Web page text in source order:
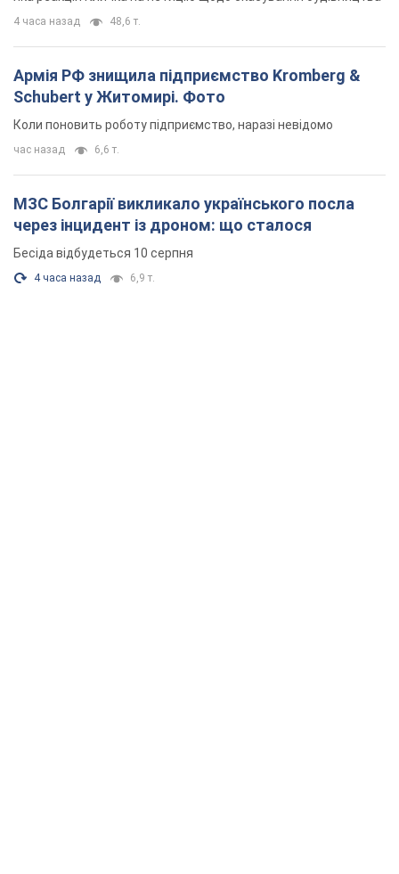
4 часа назад 48,6 т.
Армія РФ знищила підприємство Kromberg &
Schubert у Житомирі. Фото
Коли поновить роботу підприємство, наразі невідомо
час назад 6,6 т.
МЗС Болгарії викликало українського посла
через інцидент із дроном: що сталося
Бесіда відбудеться 10 серпня
4 часа назад 6,9 т.